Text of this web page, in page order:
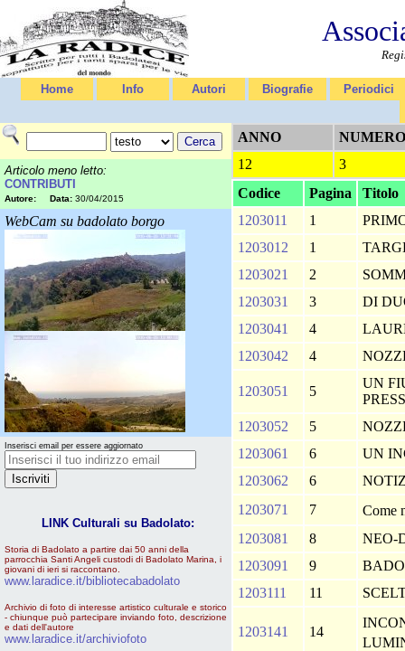
Home Info Autori Biografie Periodici
Articolo meno letto:
CONTRIBUTI
Autore: Data: 30/04/2015
WebCam su badolato borgo
Inserisci email per essere aggiornato
LINK Culturali su Badolato:
Storia di Badolato a partire dai 50 anni della
parrocchia Santi Angeli custodi di Badolato Marina, i
giovani di ieri si raccontano.
www.laradice.it/bibliotecabadolato
Archivio di foto di interesse artistico culturale e storico
- chiunque può partecipare inviando foto, descrizione
e dati dell'autore
www.laradice.it/archiviofoto
ANNO
NUMERO
12
3
Codice
Pagina
Titolo
1203011
1
1203012
1
1203021
2
1203031
3
DI
1203041
4
1203042
4
1203051 5
UN
1203052
5
1203061
6
UN
1203062
6
1203071
7
Come
1203081
8
NEO-
1203091
9
1203111
11
1203141 14